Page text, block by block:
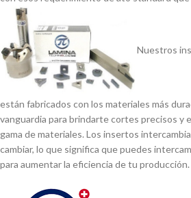
Nuestros
están fabricados con los materiales más
vanguardia para brindarte cortes precisos y
gama de materiales. Los insertos
cambiar, lo que significa que puedes
para aumentar la eficiencia de tu producción.